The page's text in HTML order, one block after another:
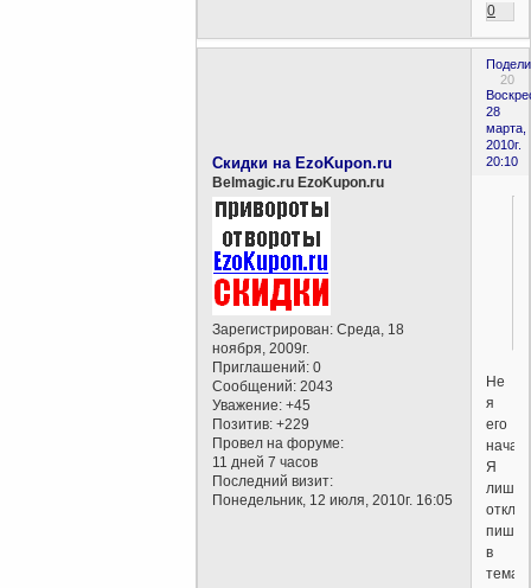
0
20
28
марта,
2010г.
20:10
Скидки на EzoKupon.ru
Belmagic.ru EzoKupon.ru
Зарегистрирован: Среда, 18
ноября, 2009г.
Приглашений: 0
Сообщений: 2043
Уважение: +45
Позитив: +229
Провел на форуме:
11 дней 7 часов
Последний визит:
Понедельник, 12 июля, 2010г. 16:05
Не
я
его
начал.
Я
лишь
пишу
в
темах.